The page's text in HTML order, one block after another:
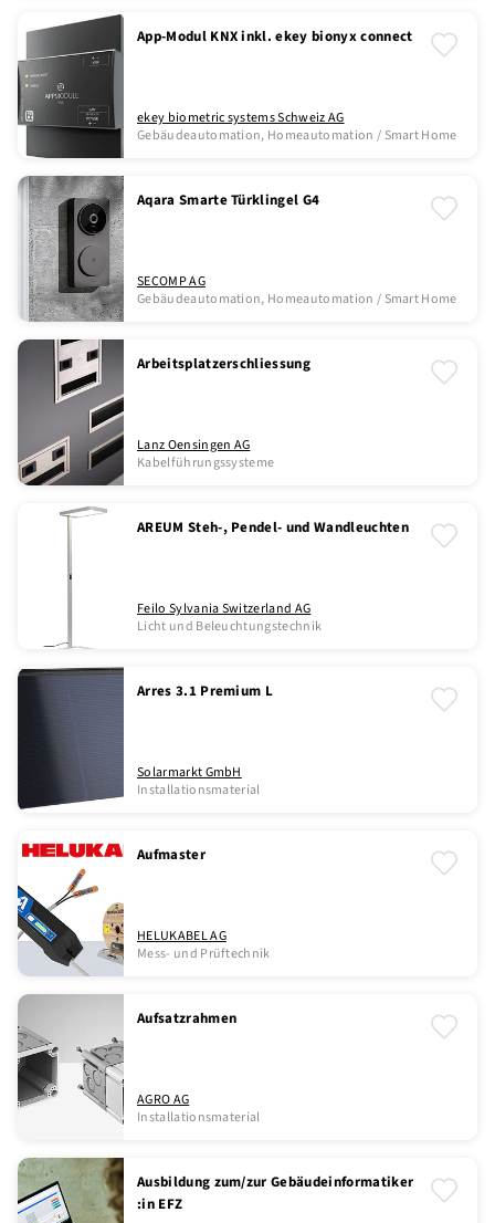
App-Modul KNX inkl. ekey bionyx connect
ekey biometric systems Schweiz AG
Gebäudeautomation, Homeautomation / Smart Home
Aqara Smarte Türklingel G4
SECOMP AG
Gebäudeautomation, Homeautomation / Smart Home
Arbeitsplatzerschliessung
Lanz Oensingen AG
Kabelführungssysteme
AREUM Steh-, Pendel- und Wandleuchten
Feilo Sylvania Switzerland AG
Licht und Beleuchtungstechnik
Arres 3.1 Premium L
Solarmarkt GmbH
Installationsmaterial
Aufmaster
HELUKABEL AG
Mess- und Prüftechnik
Aufsatzrahmen
AGRO AG
Installationsmaterial
Ausbildung zum/zur Gebäudeinformatiker
:in EFZ